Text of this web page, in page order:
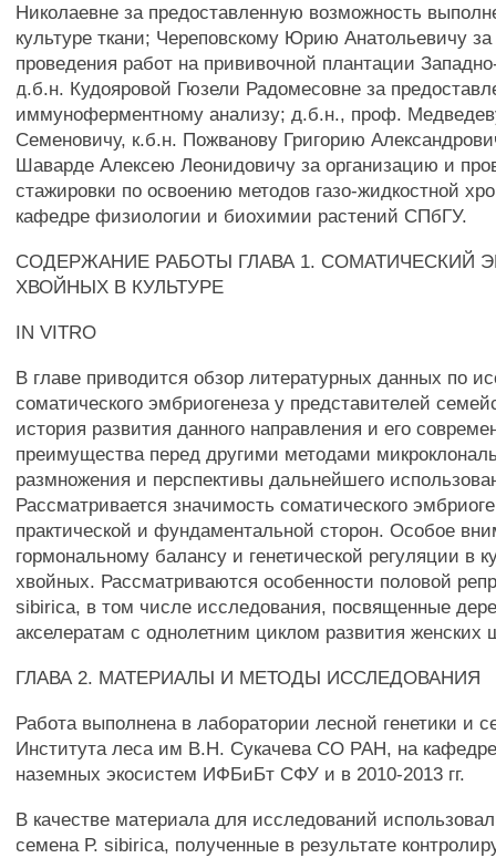
Николаевне за предоставленную возможность
культуре ткани; Череповскому Юрию Анатольевичу
проведения работ на прививочной плантации
д.б.н. Кудояровой Гюзели Радомесовне за
иммуноферментному анализу; д.б.н., проф.
Семеновичу, к.б.н. Пожванову Григорию
Шаварде Алексею Леонидовичу за организацию и
стажировки по освоению методов газо-жидкостной
кафедре физиологии и биохимии растений СПбГУ.
СОДЕРЖАНИЕ РАБОТЫ ГЛАВА 1. СОМАТИЧЕСКИЙ
ХВОЙНЫХ В КУЛЬТУРЕ
IN VITRO
В главе приводится обзор литературных данных по
соматического эмбриогенеза у представителей
история развития данного направления и его
преимущества перед другими методами
размножения и перспективы дальнейшего
Рассматривается значимость соматического
практической и фундаментальной сторон. Особое
гормональному балансу и генетической регуляции в
хвойных. Рассматриваются особенности половой
sibirica, в том числе исследования, посвященные
акселератам с однолетним циклом развития женских
ГЛАВА 2. МАТЕРИАЛЫ И МЕТОДЫ ИССЛЕДОВАНИЯ
Работа выполнена в лаборатории лесной генетики и
Института леса им В.Н. Сукачева СО РАН, на
наземных экосистем ИФБиБт СФУ и в 2010-2013 гг.
В качестве материала для исследований
семена Р. sibirica, полученные в результате